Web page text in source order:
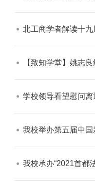
北工商学者解读十
【致知学堂】姚志良解
学校领导看望慰问
我校举办第五届中
我校承办“2021首